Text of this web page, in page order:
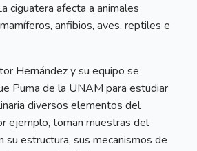
ciguatera afecta a animales
anfibios, aves, reptiles e
Hernández y su equipo se
Puma de la UNAM para estudiar
diversos elementos del
ejemplo, toman muestras del
su estructura, sus mecanismos de